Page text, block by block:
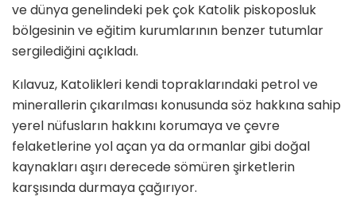
ve dünya genelindeki pek çok Katolik piskoposluk
bölgesinin ve eğitim kurumlarının benzer tutumlar
sergilediğini açıkladı.
Kılavuz, Katolikleri kendi topraklarındaki petrol ve
minerallerin çıkarılması konusunda söz hakkına sahip
yerel nüfusların hakkını korumaya ve çevre
felaketlerine yol açan ya da ormanlar gibi doğal
kaynakları aşırı derecede sömüren şirketlerin
karşısında durmaya çağırıyor.